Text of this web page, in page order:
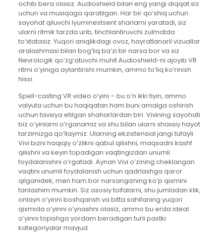
ochib bera olasiz. Audioshield bilan eng yangi diqqat siz
uchun va musiqaga qaratilgan. Har bir qo’shiq uchun
sayohat qiluvchi lyuminestsent sharlarni yaratadi, siz
ularni ritmik tarzda urib, tinchlantiruvchi zulmatda
to’xtatasiz. Yuqori aniqlikdagi ovoz, hayratlanarli vizuallar
aralashmasi bilan bog’liq ba’zi bir narsa bor va siz
Nevrologik qo’zg’atuvchi muhit Audioshield-ni ajoyib VR
ritmi o’yiniga aylantirishi mumkin, ammo to’liq ko’rinish
hissi.
Spell-casting VR video o’yini – bu o’n ikki tiyin, ammo
valyuta uchun bu haqiqatan ham buni amalga oshirish
uchun tavsiya etilgan shaharlardan biri. Vivining sayohati
biz o’yinlarni o’rganamiz va shu bilan ularni shaxsiy hayot
tarzimizga qo’llaymiz. Ularning ekzistensial jangi tufayli
Vivi bizni haqiqiy o’zlikni qabul qilishni, maqsadni kashf
qilishni va keyin topadigan vaqtingizdan unumli
foydalanishni o’rgatadi. Aynan Vivi o’zining cheklangan
vaqtini unumli foydalanish uchun qadrlashga qaror
qilganidek, men ham bor narsangizning ko’p qismini
tanlashim mumkin. Siz asosiy toifalarni, shu jumladan klik,
onlayn o’yinni boshqarish va bitta sahifaning yuqori
qismida o’yinni o’ynashni olasiz, ammo bu erda ideal
o’yinni topishga yordam beradigan turli pastki
kategoriyalar mavjud.